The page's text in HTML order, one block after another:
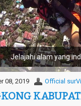
Jelajahi alam yang
08, 2019 Official
Wellcome to Sure my